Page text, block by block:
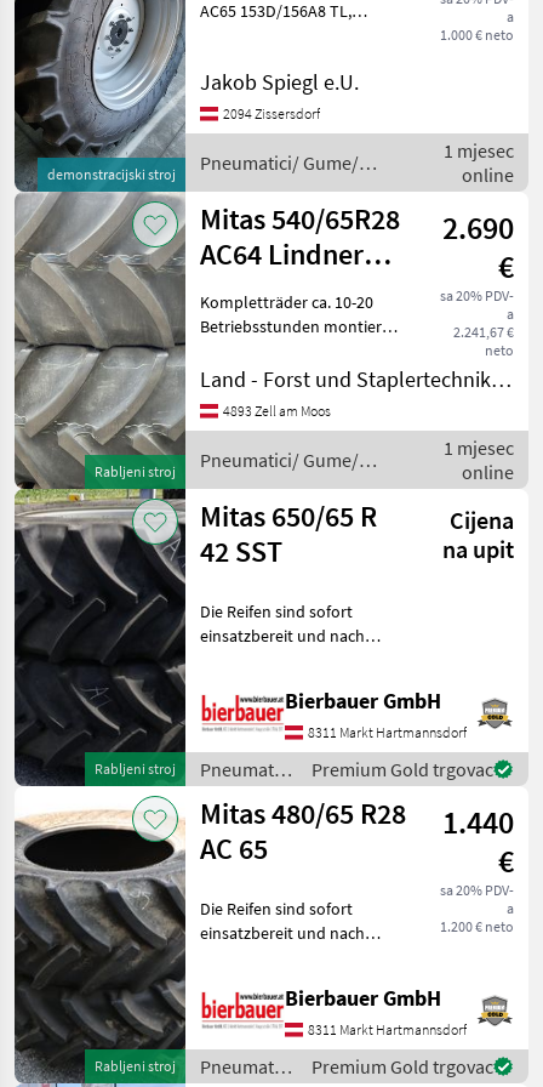
demonstracijski stroj
a
1.000 € neto
AC65 153D/156A8 TL,
Stück Tip stroja: Traktori,
Indeks brzine (I.B.): 65 km/h
(indeks brzine: D), Indeks
Jakob Spiegl e.U.
2094 Zissersdorf
Pneumatici/ Gume/
Naplatci / Mitas
1 mjesec
online
Rabljeni stroj
Mitas 540/65R28
AC64 Lindner
Fendt Steyr
2.690
€
sa 20% PDV-
a
2.241,67 €
neto
Kompletträder ca. 10-20
Betriebsstunden montiert
Lindner Lintrac Passend auf
Lintrac usw Fendt Steyr
Land - Forst und Staplertechnik Pöckl Johannes
4893 Zell am Moos
Pneumatici/ Gume/
Naplatci / Mitas
1 mjesec
online
Rabljeni stroj
Mitas 650/65 R
42 SST
Cijena
na upit
Die Reifen sind sofort
einsatzbereit und nach
Prüfung vor Ort ist jederzeit
möglich. Bei Fragen zu
Zustand, Dimens
Bierbauer GmbH
8311 Markt Hartmannsdorf
Pneumatici/
Gume/
Naplatci /
Mitas
Premium Gold trgovac
Rabljeni stroj
Mitas 480/65 R28
AC 65
1.440
€
sa 20% PDV-
a
1.200 € neto
Die Reifen sind sofort
einsatzbereit und nach
Prüfung vor Ort ist jederzeit
möglich. Bei Fragen zu
Zustand, Dimens
Bierbauer GmbH
8311 Markt Hartmannsdorf
Pneumatici/
Premium Gold trgovac